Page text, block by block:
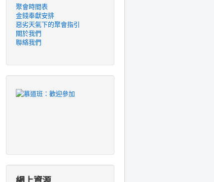
聚會時間表
金錢奉獻安排
惡劣天氣下的聚會指引
關於我們
聯絡我們